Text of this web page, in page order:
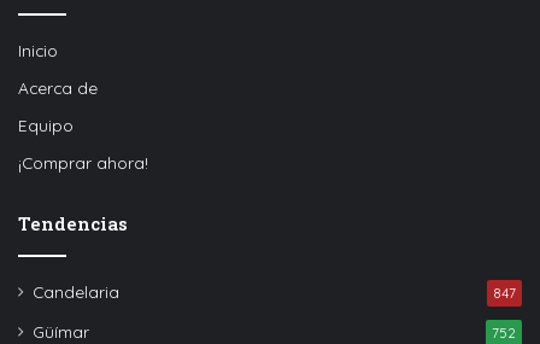
Inicio
Acerca de
Equipo
¡Comprar ahora!
Tendencias
Candelaria 847
Güímar 752